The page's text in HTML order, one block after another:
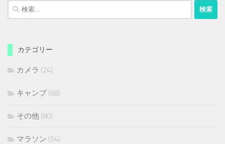
検
索:
カテゴリー
カメラ (24)
キャンプ(68)
その他 (80)
マラソン (54)